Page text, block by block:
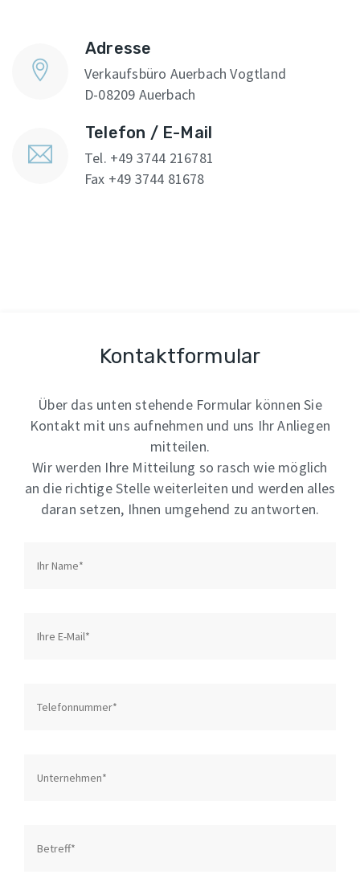
Adresse
Verkaufsbüro Auerbach Vogtland
D-08209 Auerbach
Telefon / E-Mail
Tel. +49 3744 216781
Fax +49 3744 81678
Kontaktformular
Über das unten stehende Formular können Sie
Kontakt mit uns aufnehmen und uns Ihr Anliegen
mitteilen.
Wir werden Ihre Mitteilung so rasch wie möglich
an die richtige Stelle weiterleiten und werden alles
daran setzen, Ihnen umgehend zu antworten.